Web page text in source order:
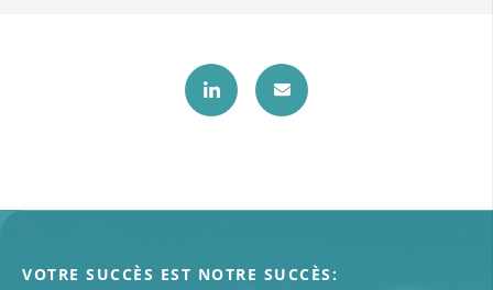
VOTRE SUCCÈS EST NOTRE SUCCÈS: